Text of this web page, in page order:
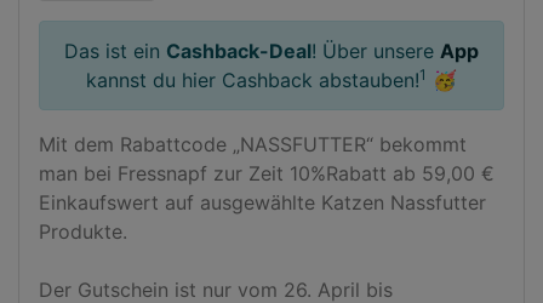
Das ist ein Cashback-Deal! Über unsere App
kannst du hier Cashback abstauben!1 🥳
Mit dem Rabattcode „NASSFUTTER“ bekommt
man bei Fressnapf zur Zeit 10%Rabatt ab 59,00 €
Einkaufswert auf ausgewählte Katzen Nassfutter
Produkte.
Der Gutschein ist nur vom 26. April bis